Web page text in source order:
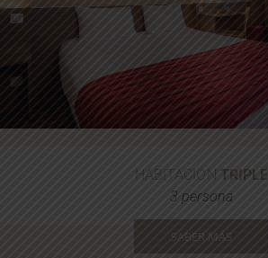
HABITACIÓN TRIPLE
3 persona
SABER MÁS